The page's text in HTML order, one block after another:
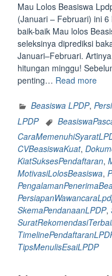
Mau Lolos Beasiswa
(Januari – Februari) ini
baik-baik Mau lolos
seleksinya diprediksi
Januari–Februari.
hitungan minggu!
penting… Read more“Mau
Lpdp
–
ini
6
hal
Beasiswa LPDP,
LPDP
CVBeasiswaKuat,
KiatSuksesPendaftaran,
MotivasiLolosBeasiswa,
SkemaPendanaanLPDP,
TipsMenulisEsaiLPDP